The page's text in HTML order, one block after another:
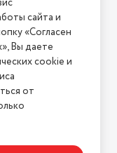
нам
У нас есть всё!
сайта и
«Согласен
Вы даете
cookie и
от